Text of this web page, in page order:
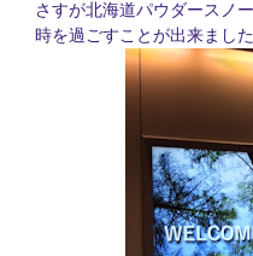
さすが北海道パウダースノ
時を過ごすことが出来ました